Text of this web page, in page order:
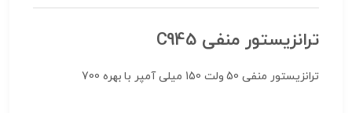
ترانزیستور منفی C945
ترانزیستور منفی 50 ولت 150 میلی آمپر با بهره 700